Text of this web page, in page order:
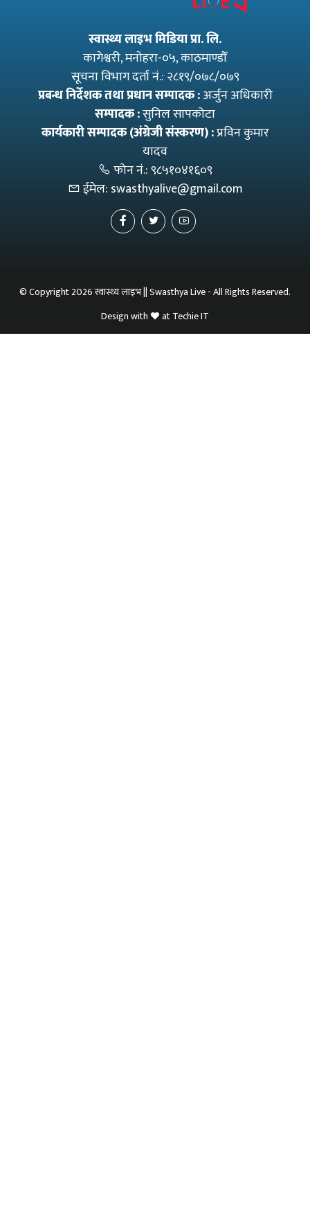
स्वास्थ्य लाइभ मिडिया प्रा. लि.
कागेश्वरी, मनाेहरा-०५, काठमाण्डौँ
सूचना विभाग दर्ता नं.: २८१९/०७८/०७९
प्रबन्ध निर्देशक तथा प्रधान सम्पादक :अर्जुन अधिकारी
सम्पादक :सुनिल सापकोटा
कार्यकारी सम्पादक (अंग्रेजी संस्करण) :प्रविन कुमार
यादव
फोन नं.:९८५१०४१६०९
ईमेल: swasthyalive@gmail.com
© Copyright 2026 स्वास्थ्य लाइभ || Swasthya Live - All Rights Reserved.
Design with
atTechie IT